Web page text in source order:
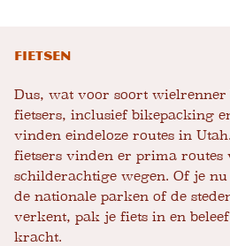
Fietsen
Dus, wat voor soort
fietsers, inclusief bikepacking
vinden eindeloze routes in
fietsers vinden er prima routes
schilderachtige wegen. Of je
de nationale parken of de
verkent, pak je fiets in en
kracht.